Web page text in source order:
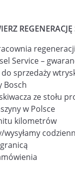
Service –
sprzedaży
Bosch
ze stołu
w Polsce
kilometrów
wysyłamy